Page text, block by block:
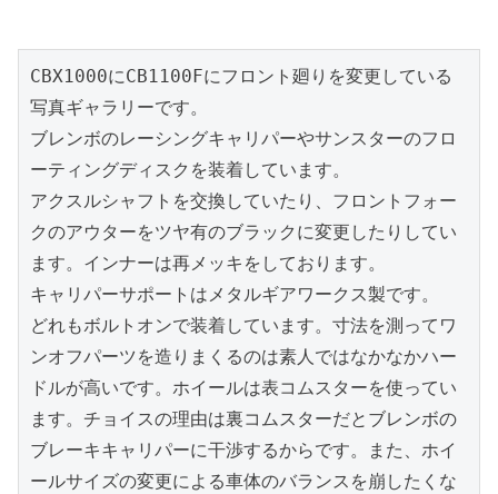
CBX1000にCB1100Fにフロント廻りを変更している
写真ギャラリーです。
ブレンボのレーシングキャリパーやサンスターのフロ
ーティングディスクを装着しています。
アクスルシャフトを交換していたり、フロントフォー
クのアウターをツヤ有のブラックに変更したりしてい
ます。インナーは再メッキをしております。
キャリパーサポートはメタルギアワークス製です。
どれもボルトオンで装着しています。寸法を測ってワ
ンオフパーツを造りまくるのは素人ではなかなかハー
ドルが高いです。ホイールは表コムスターを使ってい
ます。チョイスの理由は裏コムスターだとブレンボの
ブレーキキャリパーに干渉するからです。また、ホイ
ールサイズの変更による車体のバランスを崩したくな